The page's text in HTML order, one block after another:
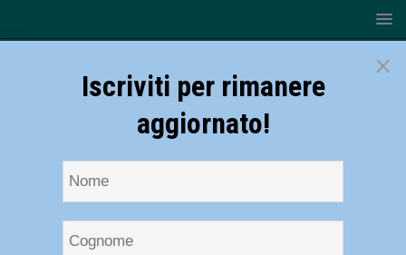
×
Iscriviti per rimanere
aggiornato!